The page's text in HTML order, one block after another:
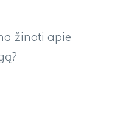
žinoti apie